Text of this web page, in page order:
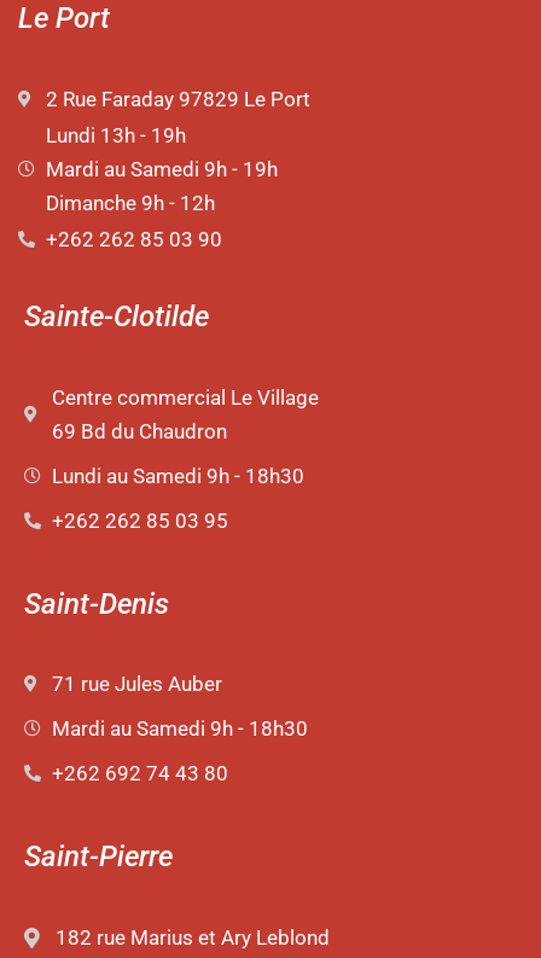
Le Port
2 Rue Faraday 97829 Le Port
Lundi 13h - 19h
Mardi au Samedi 9h - 19h
Dimanche 9h - 12h
+262 262 85 03 90
Sainte-Clotilde
Centre commercial Le Village
69 Bd du Chaudron
Lundi au Samedi 9h - 18h30
+262 262 85 03 95
Saint-Denis
71 rue Jules Auber
Mardi au Samedi 9h - 18h30
+262 692 74 43 80
Saint-Pierre
182 rue Marius et Ary Leblond